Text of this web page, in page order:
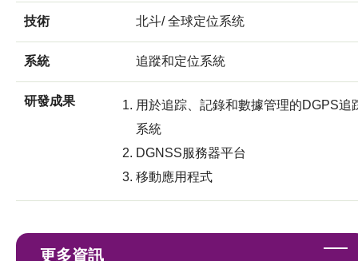
技術 北斗/ 全球定位系统
系統 追蹤和定位系統
研發成果
用於追踪、記錄和數據管理的DGPS追
系統
DGNSS服務器平台
移動應用程式
更多資訊